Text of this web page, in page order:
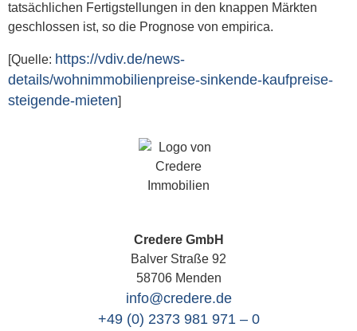
tatsächlichen Fertigstellungen in den knappen Märkten
geschlossen ist, so die Prognose von empirica.
[Quelle: https://vdiv.de/news-
details/wohnimmobilienpreise-sinkende-kaufpreise-
steigende-mieten]
Credere GmbH
Balver Straße 92
58706 Menden
info@credere.de
+49 (0) 2373 981 971 – 0